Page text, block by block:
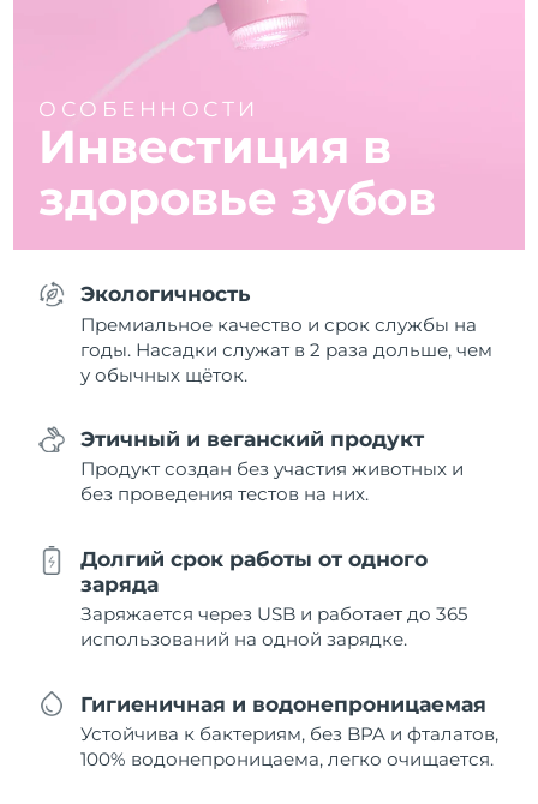
ОСОБЕННОСТИ
Инвестиция в
здоровье зубов
Экологичность
Премиальное качество и срок службы на
годы. Насадки служат в 2 раза дольше, чем
у обычных щёток.
Этичный и веганский продукт
Продукт создан без участия животных и
без проведения тестов на них.
Долгий срок работы от одного
заряда
Заряжается через USB и работает до 365
использований на одной зарядке.
Гигиеничная и водонепроницаемая
Устойчива к бактериям, без BPA и фталатов,
100% водонепроницаема, легко очищается.